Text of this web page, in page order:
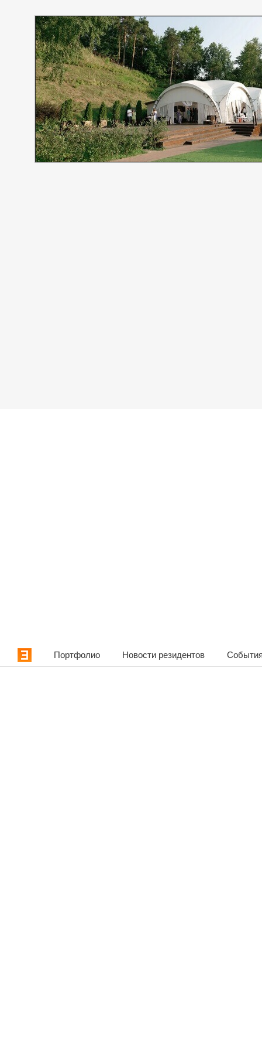
Портфолио Новости резидентов